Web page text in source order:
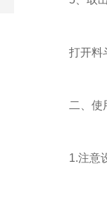
打开料斗
二、使
1.注意